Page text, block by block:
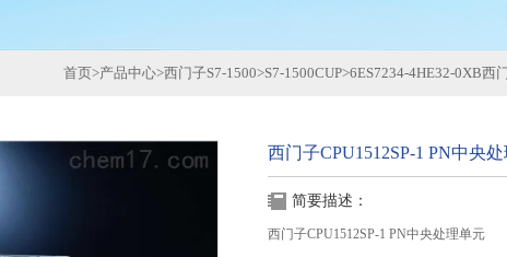
首页>产品中心>西门子S7-1500>S7-1500CUP>6ES7234-4HE32-0XB西
西门子CPU1512SP-1 PN中央
简要描述：
西门子CPU1512SP-1 PN中央处理单元